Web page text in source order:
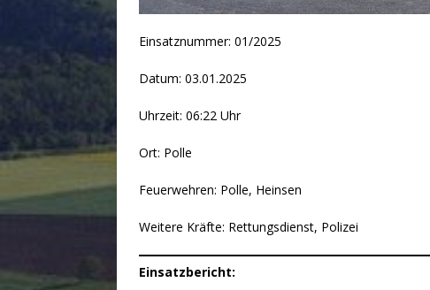
Einsatznummer: 01/2025
Datum: 03.01.2025
Uhrzeit: 06:22 Uhr
Ort: Polle
Feuerwehren: Polle, Heinsen
Weitere Kräfte: Rettungsdienst, Polizei
Einsatzbericht: